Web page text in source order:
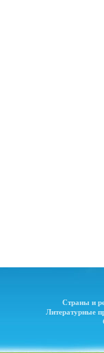
Страны и
Литературные